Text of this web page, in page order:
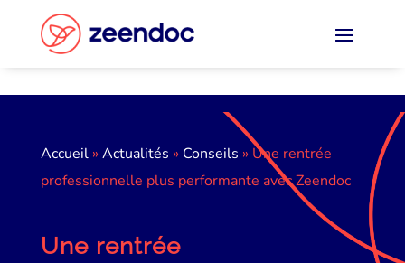
Accueil» Actualités » Conseils » Une rentrée
professionnelle plus performante avec Zeendoc
Une rentrée
Panneau de gestion des cookies